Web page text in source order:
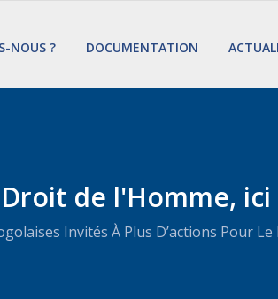
NOUS ? DOCUMENTATION
Droit de l'Homme,
Invités À Plus D’actions Pour